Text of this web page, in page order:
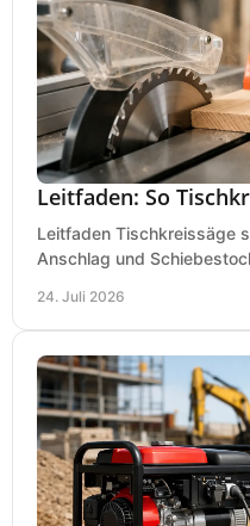
Leitfaden: So
Leitfaden Tischkreissäge
Anschlag und
24. Juli 2026